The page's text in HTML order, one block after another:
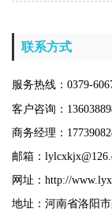
联系方式
服务热线：0379-
客户咨询：
商务经理：
邮箱：
网址：http://
地址：河南省洛阳